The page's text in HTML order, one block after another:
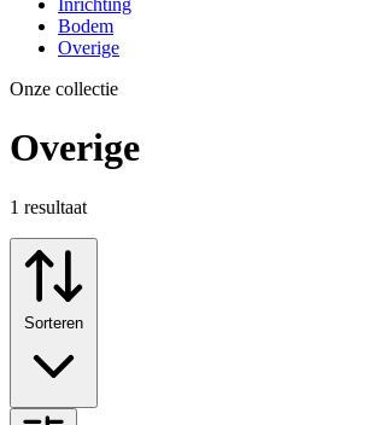
Inrichting
Bodem
Overige
Onze collectie
Overige
1 resultaat
Sorteren